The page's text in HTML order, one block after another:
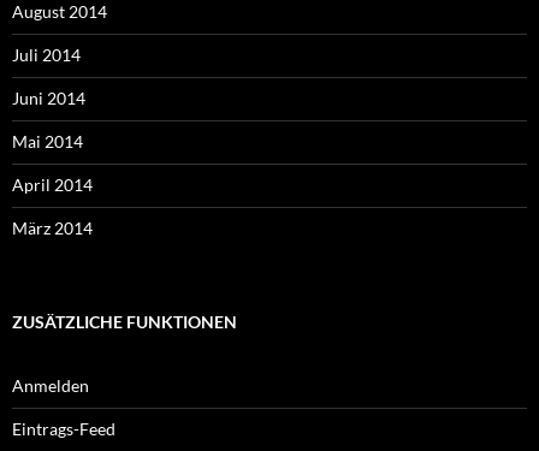
August 2014
Juli 2014
Juni 2014
Mai 2014
April 2014
März 2014
ZUSÄTZLICHE FUNKTIONEN
Anmelden
Eintrags-Feed